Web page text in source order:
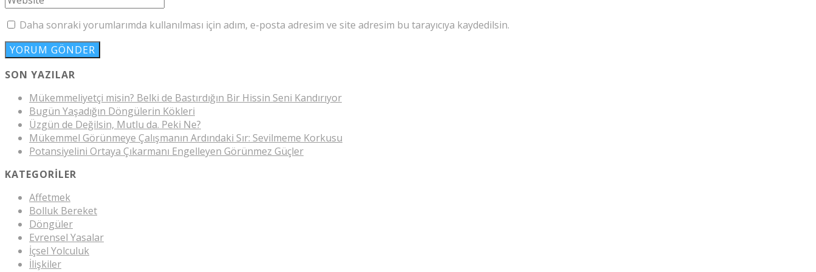
Daha sonraki yorumlarımda kullanılması için adım, e-posta adresim ve site adresim bu tarayıcıya kaydedilsin.
SON YAZILAR
Mükemmeliyetçi misin? Belki de Bastırdığın Bir Hissin Seni Kandırıyor
Bugün Yaşadığın Döngülerin Kökleri
Üzgün de Değilsin, Mutlu da. Peki Ne?
Mükemmel Görünmeye Çalışmanın Ardındaki Sır: Sevilmeme Korkusu
Potansiyelini Ortaya Çıkarmanı Engelleyen Görünmez Güçler
KATEGORILER
Affetmek
Bolluk Bereket
Döngüler
Evrensel Yasalar
İçsel Yolculuk
İlişkiler